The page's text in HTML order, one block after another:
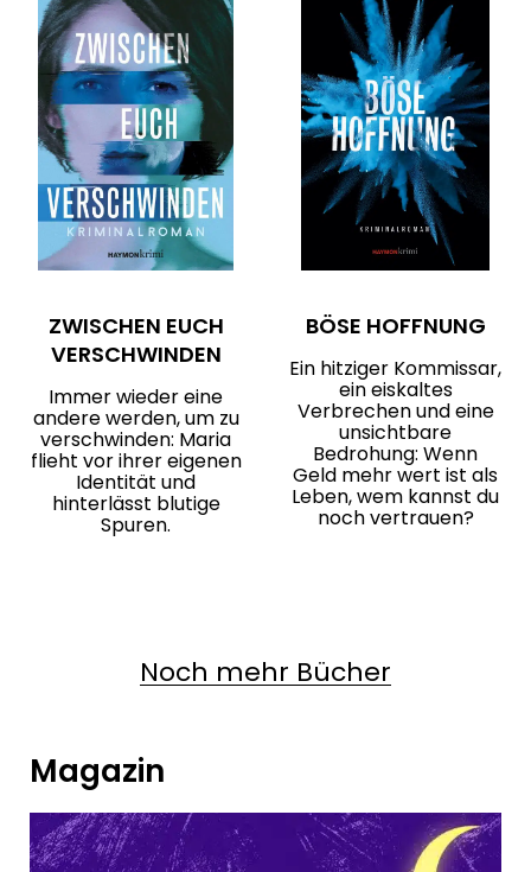
ZWISCHEN EUCH
VERSCHWINDEN
Immer wieder eine
andere werden, um zu
verschwinden: Maria
flieht vor ihrer eigenen
Identität und
hinterlässt blutige
Spuren.
BÖSE HOFFNUNG
Ein hitziger Kommissar,
ein eiskaltes
Verbrechen und eine
unsichtbare
Bedrohung: Wenn
Geld mehr wert ist als
Leben, wem kannst du
noch vertrauen?
Noch mehr Bücher
Magazin